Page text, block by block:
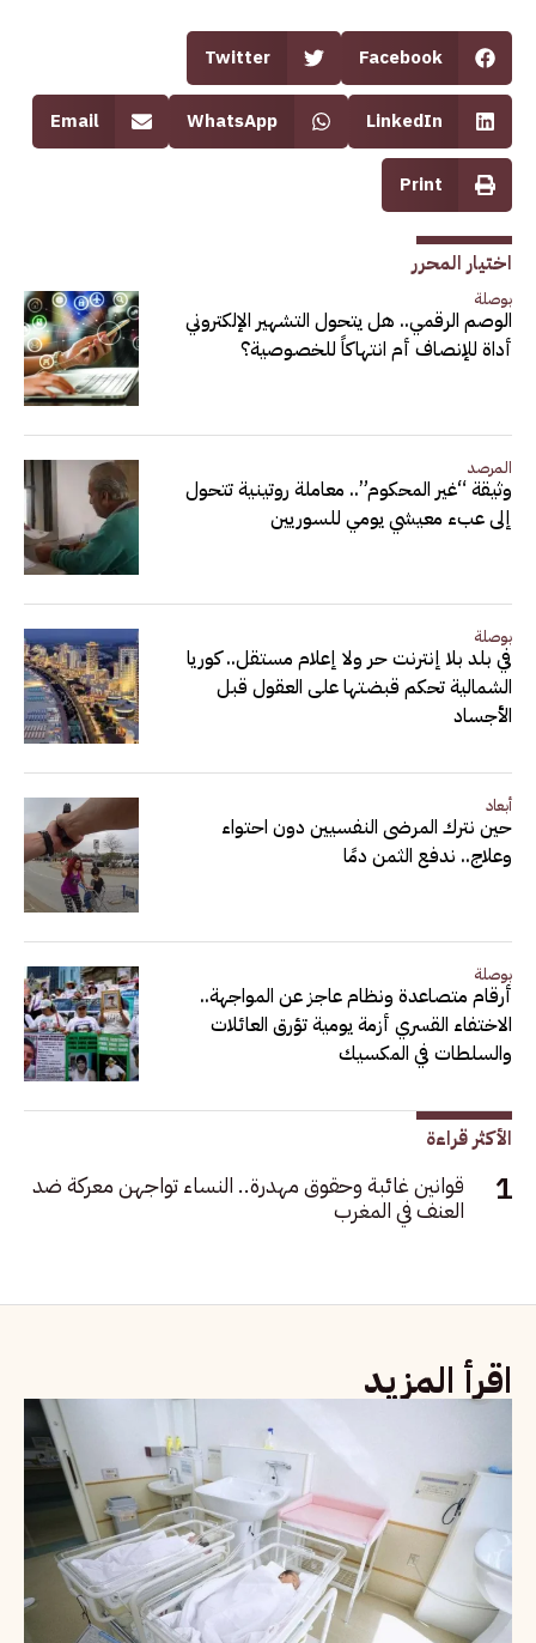
Facebook
Twitter
LinkedIn
WhatsApp
Email
Print
اختيار المحرر
بوصلة
الوصم الرقمي.. هل يتحول التشهير الإلكتروني
أداة للإنصاف أم انتهاكاً للخصوصية؟
المرصد
وثيقة “غير المحكوم”.. معاملة روتينية تتحول
إلى عبء معيشي يومي للسوريين
بوصلة
في بلد بلا إنترنت حر ولا إعلام مستقل.. كوريا
الشمالية تحكم قبضتها على العقول قبل
الأجساد
أبعاد
حين نترك المرضى النفسيين دون احتواء
وعلاج.. ندفع الثمن دمًا
بوصلة
أرقام متصاعدة ونظام عاجز عن المواجهة..
الاختفاء القسري أزمة يومية تؤرق العائلات
والسلطات في المكسيك
الأكثر قراءة
قوانين غائبة وحقوق مهدرة.. النساء تواجهن معركة ضد
العنف في المغرب
اقرأ المزيد